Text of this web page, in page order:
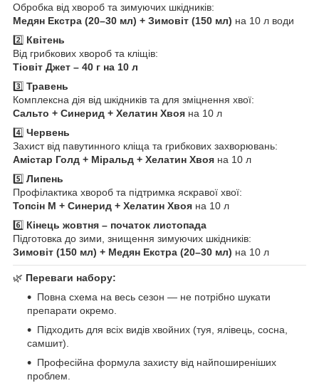
Обробка від хвороб та зимуючих шкідників:
Медян Екстра (20–30 мл) + Зимовіт (150 мл) на 10 л води
2️⃣ Квітень
Від грибкових хвороб та кліщів:
Тіовіт Джет – 40 г на 10 л
3️⃣ Травень
Комплексна дія від шкідників та для зміцнення хвої:
Сальто + Синерид + Хелатин Хвоя на 10 л
4️⃣ Червень
Захист від павутинного кліща та грибкових захворювань:
Амістар Голд + Міральд + Хелатин Хвоя на 10 л
5️⃣ Липень
Профілактика хвороб та підтримка яскравої хвої:
Топсін М + Синерид + Хелатин Хвоя на 10 л
6️⃣ Кінець жовтня – початок листопада
Підготовка до зими, знищення зимуючих шкідників:
Зимовіт (150 мл) + Медян Екстра (20–30 мл) на 10 л
🌿 Переваги набору:
Повна схема на весь сезон — не потрібно шукати
препарати окремо.
Підходить для всіх видів хвойних (туя, ялівець, сосна,
самшит).
Професійна формула захисту від найпоширеніших
проблем.